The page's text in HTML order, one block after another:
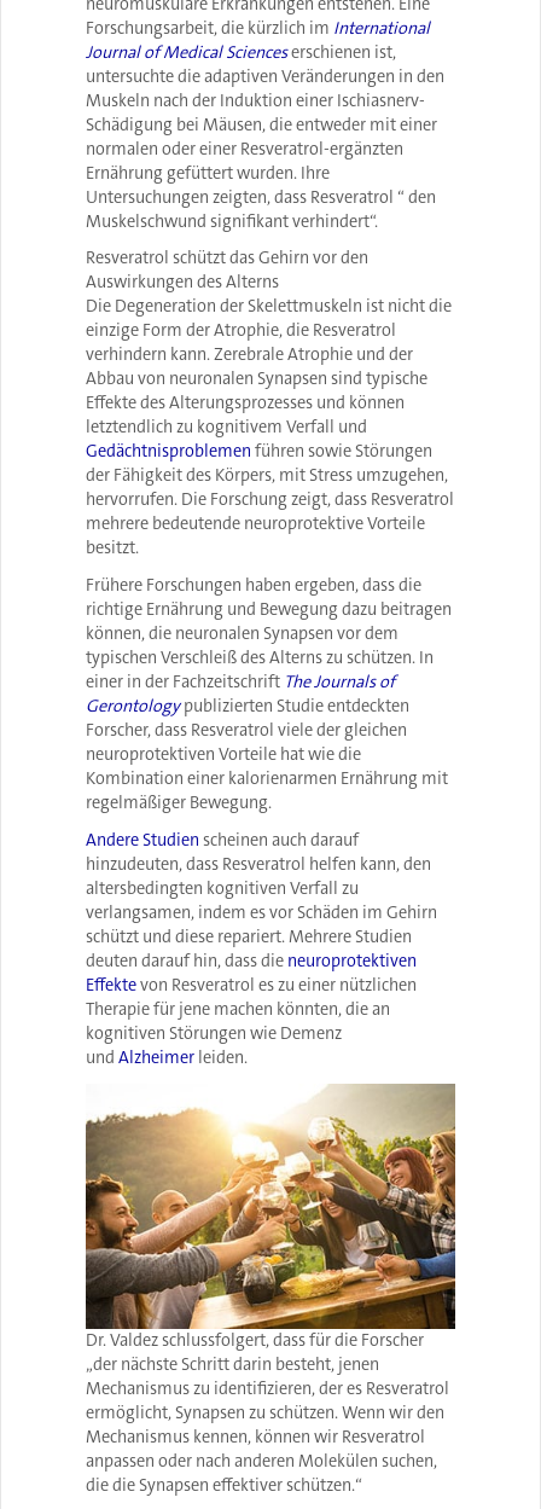
Forschungsarbeit, die kürzlich im International
Journal of Medical Scienceserschienen ist,
untersuchte die adaptiven Veränderungen in den
Muskeln nach der Induktion einer Ischiasnerv-
Schädigung bei Mäusen, die entweder mit einer
normalen oder einer Resveratrol-ergänzten
Ernährung gefüttert wurden. Ihre
Untersuchungen zeigten, dass Resveratrol “ den
Muskelschwund signifikant verhindert“.
Resveratrol schützt das Gehirn vor den
Auswirkungen des Alterns
Die Degeneration der Skelettmuskeln ist nicht die
einzige Form der Atrophie, die Resveratrol
verhindern kann. Zerebrale Atrophie und der
Abbau von neuronalen Synapsen sind typische
Effekte des Alterungsprozesses und können
letztendlich zu kognitivem Verfall und
Gedächtnisproblemen führen sowie Störungen
der Fähigkeit des Körpers, mit Stress umzugehen,
hervorrufen. Die Forschung zeigt, dass Resveratrol
mehrere bedeutende neuroprotektive Vorteile
besitzt.
Frühere Forschungen haben ergeben, dass die
richtige Ernährung und Bewegung dazu beitragen
können, die neuronalen Synapsen vor dem
typischen Verschleiß des Alterns zu schützen. In
einer in der Fachzeitschrift The Journals of
Gerontologypublizierten Studie entdeckten
Forscher, dass Resveratrol viele der gleichen
neuroprotektiven Vorteile hat wie die
Kombination einer kalorienarmen Ernährung mit
regelmäßiger Bewegung.
Andere Studien scheinen auch darauf
hinzudeuten, dass Resveratrol helfen kann, den
altersbedingten kognitiven Verfall zu
verlangsamen, indem es vor Schäden im Gehirn
schützt und diese repariert. Mehrere Studien
deuten darauf hin, dass die neuroprotektiven
Effektevon Resveratrol es zu einer nützlichen
Therapie für jene machen könnten, die an
kognitiven Störungen wie Demenz
und Alzheimer leiden.
Dr. Valdez schlussfolgert, dass für die Forscher
„der nächste Schritt darin besteht, jenen
Mechanismus zu identifizieren, der es Resveratrol
ermöglicht, Synapsen zu schützen. Wenn wir den
Mechanismus kennen, können wir Resveratrol
anpassen oder nach anderen Molekülen suchen,
die die Synapsen effektiver schützen.“